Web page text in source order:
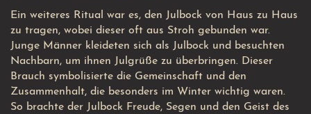
Ein weiteres Ritual war es, den Julbock von Haus zu Haus
zu tragen, wobei dieser oft aus Stroh gebunden war.
Junge Männer kleideten sich als Julbock und besuchten
Nachbarn, um ihnen Julgrüße zu überbringen. Dieser
Brauch symbolisierte die Gemeinschaft und den
Zusammenhalt, die besonders im Winter wichtig waren.
So brachte der Julbock Freude, Segen und den Geist des